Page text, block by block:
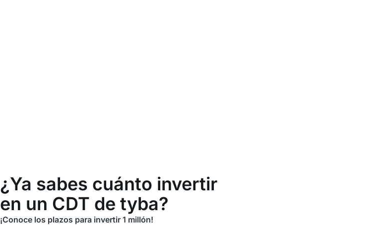
¿Ya sabes cuánto invertir
en un CDT de tyba?
¡Conoce los plazos para invertir 1 millón!